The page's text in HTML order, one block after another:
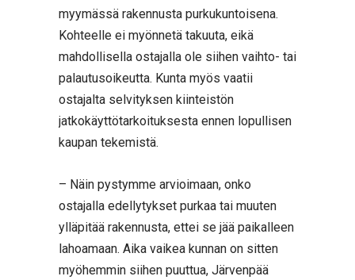
myymässä rakennusta purkukuntoisena.
Kohteelle ei myönnetä takuuta, eikä
mahdollisella ostajalla ole siihen vaihto- tai
palautusoikeutta. Kunta myös vaatii
ostajalta selvityksen kiinteistön
jatkokäyttötarkoituksesta ennen lopullisen
kaupan tekemistä.
– Näin pystymme arvioimaan, onko
ostajalla edellytykset purkaa tai muuten
ylläpitää rakennusta, ettei se jää paikalleen
lahoamaan. Aika vaikea kunnan on sitten
myöhemmin siihen puuttua, Järvenpää